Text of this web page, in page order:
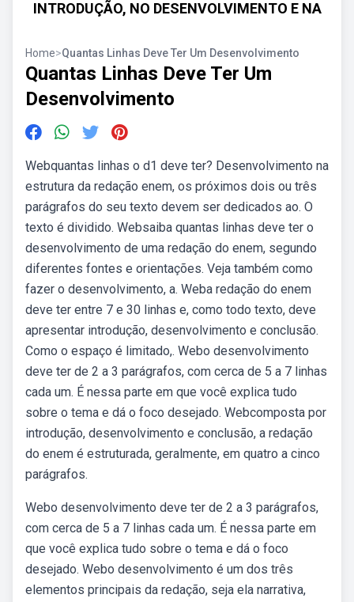
INTRODUÇÃO, NO DESENVOLVIMENTO E NA
Home>Quantas Linhas Deve Ter Um Desenvolvimento
Quantas Linhas Deve Ter Um
Desenvolvimento
Webquantas linhas o d1 deve ter? Desenvolvimento na
estrutura da redação enem, os próximos dois ou três
parágrafos do seu texto devem ser dedicados ao. O
texto é dividido. Websaiba quantas linhas deve ter o
desenvolvimento de uma redação do enem, segundo
diferentes fontes e orientações. Veja também como
fazer o desenvolvimento, a. Weba redação do enem
deve ter entre 7 e 30 linhas e, como todo texto, deve
apresentar introdução, desenvolvimento e conclusão.
Como o espaço é limitado,. Webo desenvolvimento
deve ter de 2 a 3 parágrafos, com cerca de 5 a 7 linhas
cada um. É nessa parte em que você explica tudo
sobre o tema e dá o foco desejado. Webcomposta por
introdução, desenvolvimento e conclusão, a redação
do enem é estruturada, geralmente, em quatro a cinco
parágrafos.
Webo desenvolvimento deve ter de 2 a 3 parágrafos,
com cerca de 5 a 7 linhas cada um. É nessa parte em
que você explica tudo sobre o tema e dá o foco
desejado. Webo desenvolvimento é um dos três
elementos principais da redação, seja ela narrativa,